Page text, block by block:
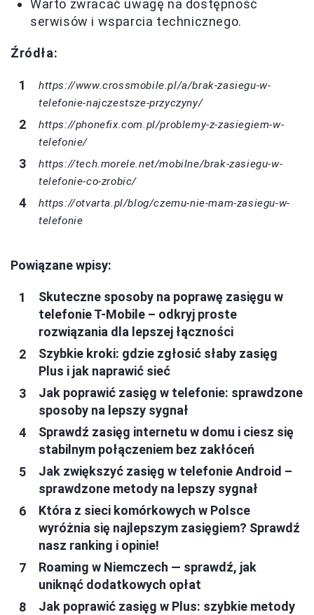
Warto zwracać uwagę na dostępność
serwisów i wsparcia technicznego.
Źródła:
https://www.crossmobile.pl/a/brak-zasiegu-w-
telefonie-najczestsze-przyczyny/
https://phonefix.com.pl/problemy-z-zasiegiem-w-
telefonie/
https://tech.morele.net/mobilne/brak-zasiegu-w-
telefonie-co-zrobic/
https://otvarta.pl/blog/czemu-nie-mam-zasiegu-w-
telefonie
Powiązane wpisy:
Skuteczne sposoby na poprawę zasięgu w
telefonie T-Mobile – odkryj proste
rozwiązania dla lepszej łączności
Szybkie kroki: gdzie zgłosić słaby zasięg
Plus i jak naprawić sieć
Jak poprawić zasięg w telefonie: sprawdzone
sposoby na lepszy sygnał
Sprawdź zasięg internetu w domu i ciesz się
stabilnym połączeniem bez zakłóceń
Jak zwiększyć zasięg w telefonie Android –
sprawdzone metody na lepszy sygnał
Która z sieci komórkowych w Polsce
wyróżnia się najlepszym zasięgiem? Sprawdź
nasz ranking i opinie!
Roaming w Niemczech — sprawdź, jak
uniknąć dodatkowych opłat
Jak poprawić zasięg w Plus: szybkie metody